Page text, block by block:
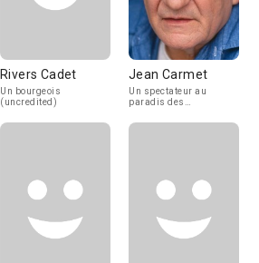
Rivers Cadet
Un bourgeois
(uncredited)
Jean Carmet
Un spectateur au
paradis des
(uncredited)